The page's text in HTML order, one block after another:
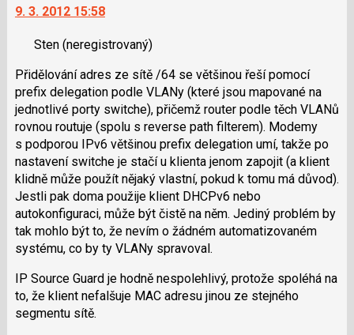
další
názor.
navigaci
lze
použít
i
klávesy
N
pro
následující
a
P
pro
předchozí
nový
názor
9. 3. 2012 15:58
Sten (neregistrovaný)
Přidělování adres ze sítě /64 se většinou řeší pomocí
prefix delegation podle VLANy (které jsou mapované na
jednotlivé porty switche), přičemž router podle těch VLANů
rovnou routuje (spolu s reverse path filterem). Modemy
s podporou IPv6 většinou prefix delegation umí, takže po
nastavení switche je stačí u klienta jenom zapojit (a klient
klidně může použít nějaký vlastní, pokud k tomu má důvod).
Jestli pak doma použije klient DHCPv6 nebo
autokonfiguraci, může být čistě na něm. Jediný problém by
tak mohlo být to, že nevím o žádném automatizovaném
systému, co by ty VLANy spravoval.
IP Source Guard je hodně nespolehlivý, protože spoléhá na
to, že klient nefalšuje MAC adresu jinou ze stejného
segmentu sítě.